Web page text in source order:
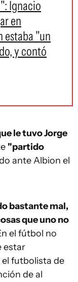
Ignacio
en
estaba "un
y contó
le tuvo Jorge
"partido
ante Albion el
bastante mal,
que uno no
el fútbol no
estar
futbolista de
de al